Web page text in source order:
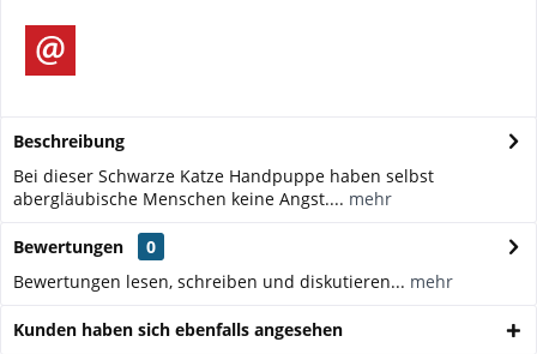
Beschreibung
Bei dieser Schwarze Katze Handpuppe haben selbst
abergläubische Menschen keine Angst.... mehr
Bewertungen
0
Bewertungen lesen, schreiben und diskutieren... mehr
Kunden haben sich ebenfalls angesehen